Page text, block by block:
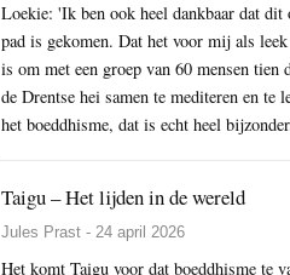
Loekie: 'Ik ben ook heel dankbaar dat
pad is gekomen. Dat het voor mij als
is om met een groep van 60 mensen tien
de Drentse hei samen te mediteren en te
het boeddhisme, dat is echt heel
Taigu – Het lijden in de wereld
Jules Prast - 24 april 2026
Het komt Taigu voor dat boeddhisme te